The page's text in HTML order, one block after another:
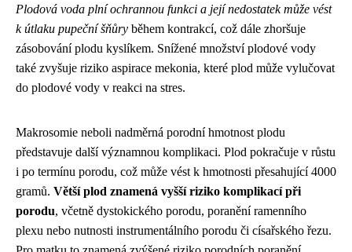
Plodová voda plní ochrannou funkci a její nedostatek může vést
k útlaku pupeční šňůry během kontrakcí, což dále zhoršuje
zásobování plodu kyslíkem. Snížené množství plodové vody
také zvyšuje riziko aspirace mekonia, které plod může vylučovat
do plodové vody v reakci na stres.
Makrosomie neboli nadměrná porodní hmotnost plodu
představuje další významnou komplikaci. Plod pokračuje v růstu
i po termínu porodu, což může vést k hmotnosti přesahující 4000
gramů. Větší plod znamená vyšší riziko komplikací při
porodu, včetně dystokického porodu, poranění ramenního
plexu nebo nutnosti instrumentálního porodu či císařského řezu.